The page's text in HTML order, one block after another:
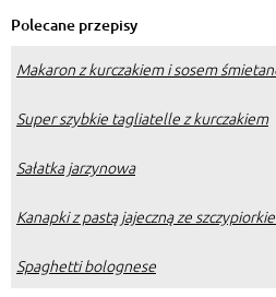
Polecane przepisy
Makaron z kurczakiem i sosem
Super szybkie tagliatelle z kurczakiem
Sałatka jarzynowa
Kanapki z pastą jajeczną ze
Spaghetti bolognese